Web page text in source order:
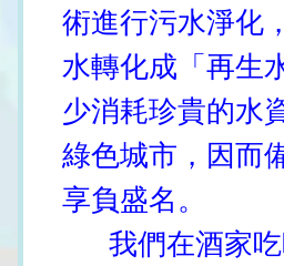
術進行污水淨化
水轉化成「再生
少消耗珍貴的水
綠色城市，因而
享負盛名。
我們在酒家吃